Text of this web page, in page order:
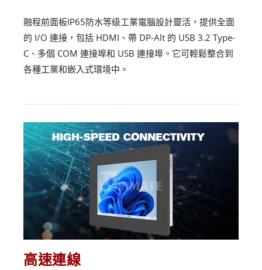
融程前面板IP65防水等级工業電腦設計靈活，提供全面
的 I/O 連接，包括 HDMI、帶 DP-Alt 的 USB 3.2 Type-
C、多個 COM 連接埠和 USB 連接埠。它可輕鬆整合到
各種工業和嵌入式環境中。
高速連線